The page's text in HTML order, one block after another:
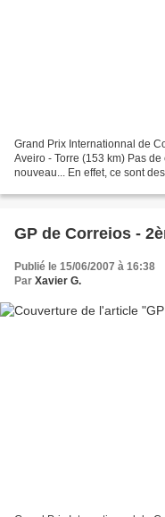
Grand Prix Internationnal de
Aveiro - Torre (153 km) Pas
nouveau... En effet, ce sont
GP de Correios -
Publié le 15/06/2007 à 16:38
Par Xavier G.